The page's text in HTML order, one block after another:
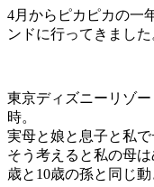
4月からピカピカの一
ンドに行ってきました
東京ディズニーリゾ
時。
実母と娘と息子と私で
そう考えると私の母
歳と10歳の孫と同じ